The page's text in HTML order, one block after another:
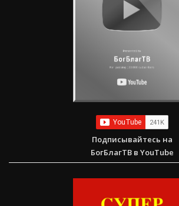
Подписывайтесь на
БогБлагТВ в YouTube